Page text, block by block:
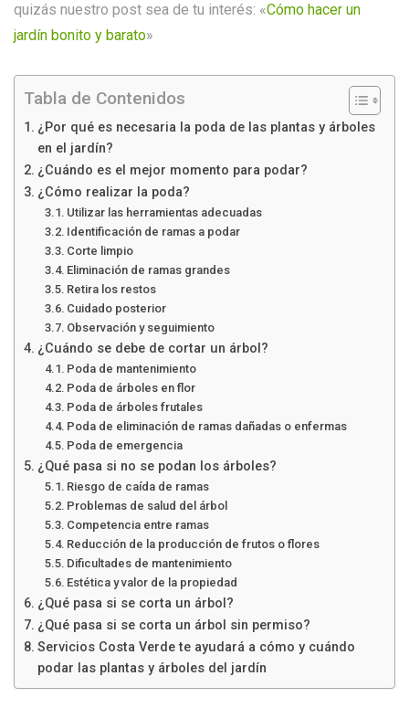
quizás nuestro post sea de tu interés: «Cómo hacer un
jardín bonito y barato»
Tabla de Contenidos
¿Por qué es necesaria la poda de las plantas y árboles
en el jardín?
¿Cuándo es el mejor momento para podar?
¿Cómo realizar la poda?
Utilizar las herramientas adecuadas
Identificación de ramas a podar
Corte limpio
Eliminación de ramas grandes
Retira los restos
Cuidado posterior
Observación y seguimiento
¿Cuándo se debe de cortar un árbol?
Poda de mantenimiento
Poda de árboles en flor
Poda de árboles frutales
Poda de eliminación de ramas dañadas o enfermas
Poda de emergencia
¿Qué pasa si no se podan los árboles?
Riesgo de caída de ramas
Problemas de salud del árbol
Competencia entre ramas
Reducción de la producción de frutos o flores
Dificultades de mantenimiento
Estética y valor de la propiedad
¿Qué pasa si se corta un árbol?
¿Qué pasa si se corta un árbol sin permiso?
Servicios Costa Verde te ayudará a cómo y cuándo
podar las plantas y árboles del jardín